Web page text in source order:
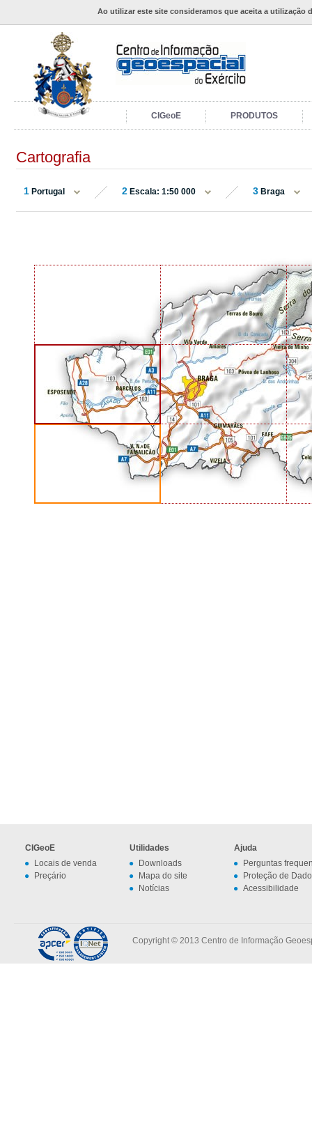
Ao utilizar este site consideramos que aceita a utilização
CIGeoE PRODUTOS
Cartografia
1 Portugal 2 Escala: 1:50 000 3 Braga
CIGeoE
Locais de venda
Preçário
Utilidades
Downloads
Mapa do site
Notícias
Ajuda
Perguntas
Proteção de
Acessibilidade
Copyright © 2013 Centro de Informação